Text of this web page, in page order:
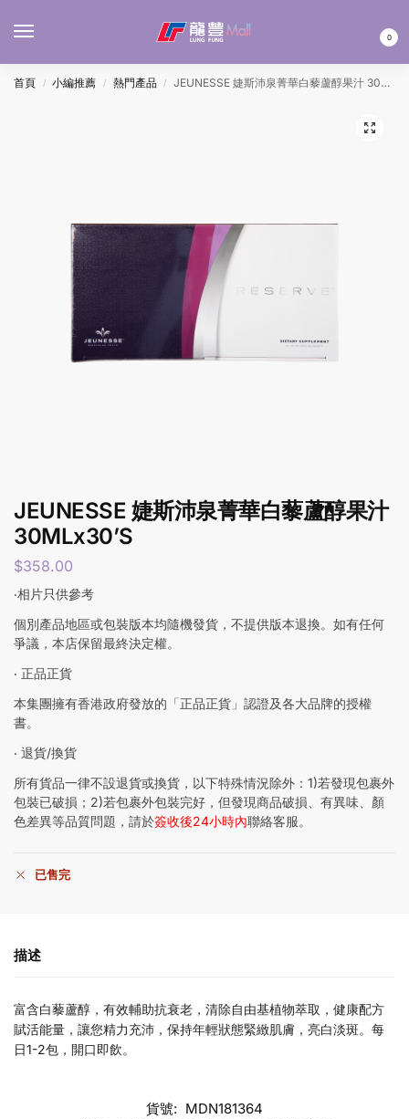
0
首頁 / 小編推薦 / 熱門產品 / JEUNESSE 婕斯沛泉菁華白藜蘆醇果汁 30MLx30’S
JEUNESSE 婕斯沛泉菁華白藜蘆醇果汁
30MLx30’S
$358.00
‧相片只供參考
個別產品地區或包裝版本均隨機發貨，不提供版本退換。如有任何
爭議，本店保留最終決定權。
‧ 正品正貨
本集團擁有香港政府發放的「正品正貨」認證及各大品牌的授權
書。
‧ 退貨/換貨
所有貨品一律不設退貨或換貨，以下特殊情況除外：1)若發現包裹外
包裝已破損；2)若包裹外包裝完好，但發現商品破損、有異味、顏
色差異等品質問題，請於簽收後24小時內聯絡客服。
已售完
描述
富含白藜蘆醇，有效輔助抗衰老，清除自由基植物萃取，健康配方
賦活能量，讓您精力充沛，保持年輕狀態緊緻肌膚，亮白淡斑。每
日1-2包，開口即飲。
貨號: MDN181364